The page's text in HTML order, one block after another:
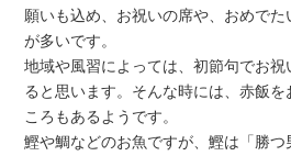
願いも込め、お祝いの席や、おめでた
が多いです。
地域や風習によっては、初節句でお
ると思います。そんな時には、赤飯を
ころもあるようです。
鰹や鯛などのお魚ですが、鰹は「勝つ